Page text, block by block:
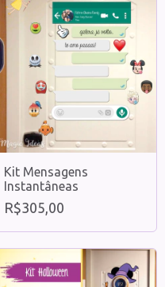
Kit Mensagens
Instantâneas
R$305,00